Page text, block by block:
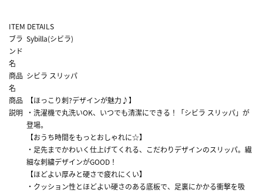
ITEM DETAILS
ブラ
ンド
名
Sybilla(シビラ)
商品
名
シビラ スリッパ
商品
説明
【ほっこり刺?デザインが魅力♪】
・洗濯機で丸洗いOK、いつでも清潔にできる！「シビラ スリッパ」が
登場。
【おうち時間をもっとおしゃれに☆】
・足先までかわいく仕上げてくれる、こだわりデザインのスリッパ。繊
細な刺繍デザインがGOOD！
【ほどよい厚みと硬さで疲れにくい】
・クッション性とほどよい硬さのある底板で、足裏にかかる衝撃を吸